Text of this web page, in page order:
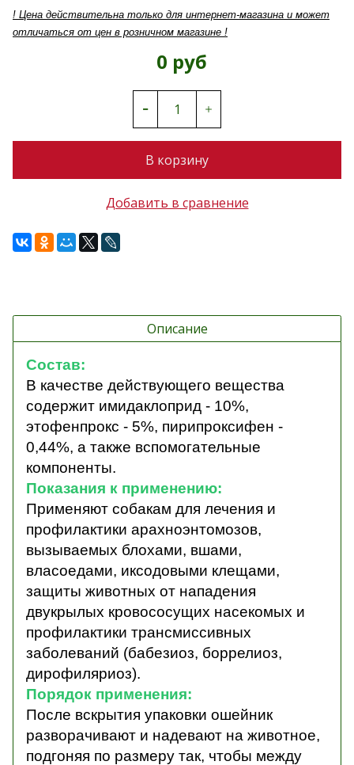
! Цена действительна только для интернет-магазина и может
отличаться от цен в розничном магазине !
0 руб
В корзину
Добавить в сравнение
Описание
Состав:
В качестве действующего вещества
содержит имидаклоприд - 10%,
этофенпрокс - 5%, пирипроксифен -
0,44%, а также вспомогательные
компоненты.
Показания к применению:
Применяют собакам для лечения и
профилактики арахноэнтомозов,
вызываемых блохами, вшами,
власоедами, иксодовыми клещами,
защиты животных от нападения
двукрылых кровососущих насекомых и
профилактики трансмиссивных
заболеваний (бабезиоз, боррелиоз,
дирофиляриоз).
Порядок применения:
После вскрытия упаковки ошейник
разворачивают и надевают на животное,
подгоняя по размеру так, чтобы между